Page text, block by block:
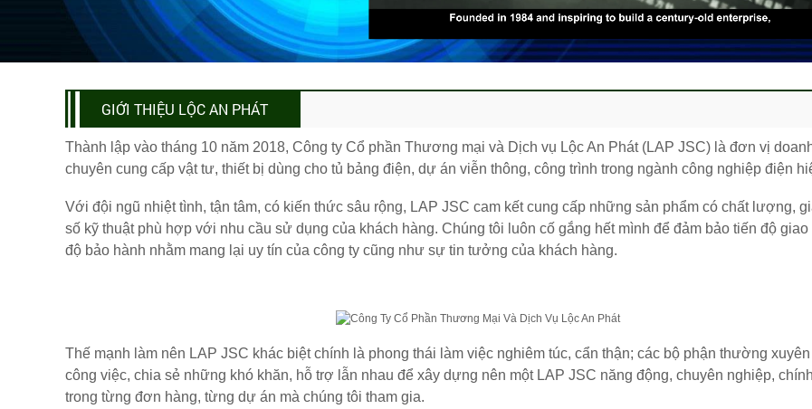
GIỚI THIỆU LỘC AN PHÁT
Thành lập vào tháng 10 năm 2018, Công ty Cổ phần Thương mại và Dịch vụ Lộc An Phát (LAP JSC) là đơn vị
chuyên cung cấp vật tư, thiết bị dùng cho tủ bảng điện, dự án viễn thông, công trình trong ngành công nghiệp điện
Với đội ngũ nhiệt tình, tận tâm, có kiến thức sâu rộng, LAP JSC cam kết cung cấp những sản phẩm có chất lượng,
số kỹ thuật phù hợp với nhu cầu sử dụng của khách hàng. Chúng tôi luôn cố gắng hết mình để đảm bảo tiến độ giao
độ bảo hành nhằm mang lại uy tín của công ty cũng như sự tin tưởng của khách hàng.
Thế mạnh làm nên LAP JSC khác biệt chính là phong thái làm việc nghiêm túc, cẩn thận; các bộ phận thường
công việc, chia sẻ những khó khăn, hỗ trợ lẫn nhau để xây dựng nên một LAP JSC năng động, chuyên nghiệp,
trong từng đơn hàng, từng dự án mà chúng tôi tham gia.